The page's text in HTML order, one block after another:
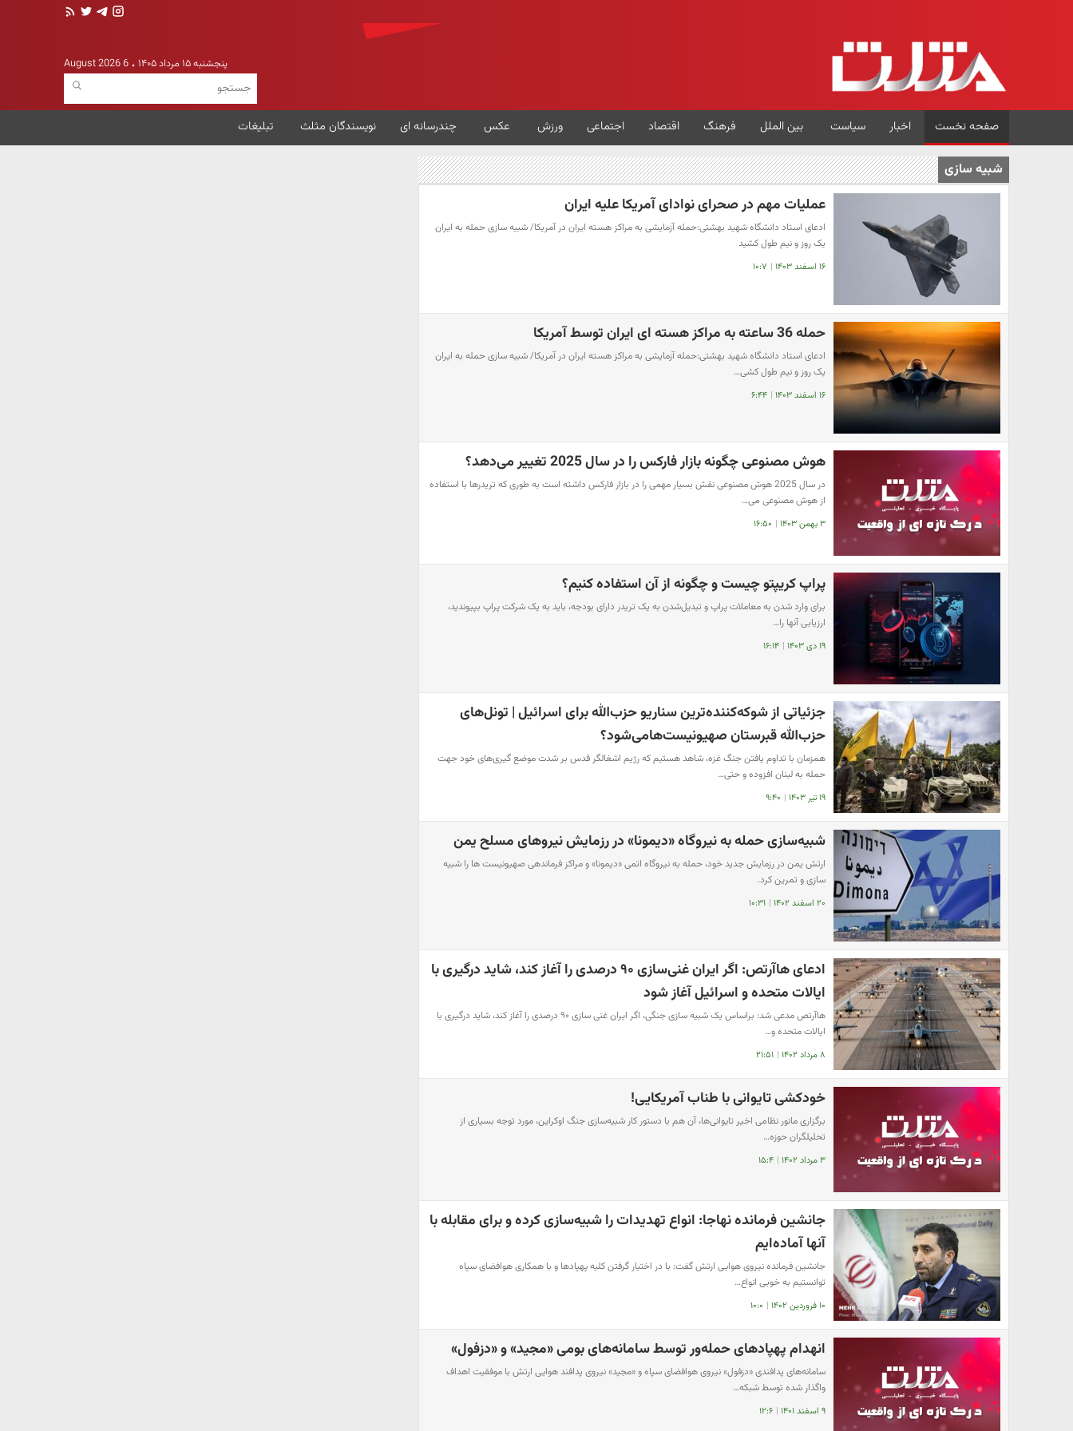
پنجشنبه ۱۵ مرداد ۱۴۰۵ 6 August 2026
صفحه نخست اخبار سیاست بین الملل فرهنگ اقتصاد اجتماعی ورزش عکس چندرسانه ای نویسندگان مثلث تبلیغات
شبیه سازی
عملیات مهم در صحرای نوادای آمریکا علیه ایران
ادعای استاد دانشگاه شهید بهشتی:حمله آزمایشی به مراکز هسته ایران در آمریکا/ شبیه سازی حمله به ایران
یک روز و نیم طول کشید
۱۶ اسفند ۱۴۰۳ | ۱۰:۷
حمله 36 ساعته به مراکز هسته ای ایران توسط آمریکا
ادعای استاد دانشگاه شهید بهشتی:حمله آزمایشی به مراکز هسته ایران در آمریکا/ شبیه سازی حمله به ایران
یک روز و نیم طول کشی…
۱۶ اسفند ۱۴۰۳ | ۶:۴۴
هوش مصنوعی چگونه بازار فارکس را در سال 2025 تغییر می‌دهد؟
در سال 2025 هوش مصنوعی نقش بسیار مهمی را در بازار فارکس داشته است به طوری که تریدرها با استفاده
از هوش مصنوعی می…
۳ بهمن ۱۴۰۳ | ۱۶:۵۰
پراپ کریپتو چیست و چگونه از آن استفاده کنیم؟
برای وارد شدن به معاملات پراپ و تبدیل‌شدن به یک تریدر دارای بودجه، باید به یک شرکت پراپ بپیوندید،
ارزیابی آنها را…
۱۹ دی ۱۴۰۳ | ۱۶:۱۴
جزئیاتی از شوکه‌کننده‌ترین سناریو حزب‌الله برای اسرائیل | تونل‌های
حزب‌الله قبرستان صهیونیست‌هامی‌شود؟
همزمان با تداوم یافتن جنگ غزه، شاهد هستیم که رژیم اشغالگر قدس بر شدت موضع گیری‌های خود جهت
حمله به لبنان افزوده و حتی…
۱۹ تیر ۱۴۰۳ | ۹:۴۰
شبیه‌سازی حمله به نیروگاه «دیمونا» در رزمایش نیروهای مسلح یمن
ارتش یمن در رزمایش جدید خود، حمله به نیروگاه اتمی «دیمونا» و مراکز فرماندهی صهیونیست ها را شبیه
سازی و تمرین کرد.
۲۰ اسفند ۱۴۰۲ | ۱۰:۳۱
ادعای هاآرتص: اگر ایران غنی‌سازی ۹۰ درصدی را آغاز کند، شاید درگیری با
ایالات متحده و اسرائیل آغاز شود
هاآرتص مدعی شد: براساس یک شبیه سازی جنگی، اگر ایران غنی سازی ۹۰ درصدی را آغاز کند، شاید درگیری با
ایالات متحده و…
۸ مرداد ۱۴۰۲ | ۲۱:۵۱
خودکشی تایوانی با طناب آمریکایی!
برگزاری مانور نظامی اخیر تایوانی‌ها، آن هم با دستور کار شبیه‌سازی جنگ اوکراین، مورد توجه بسیاری از
تحلیلگران حوزه…
۳ مرداد ۱۴۰۲ | ۱۵:۴
جانشین فرمانده نهاجا: انواع تهدیدات را شبیه‌سازی کرده و برای مقابله با
آنها آماده‌ایم
جانشین فرمانده نیروی هوایی ارتش گفت: با در اختیار گرفتن کلیه پهپادها و با همکاری هوافضای سپاه
توانستیم به خوبی انواع…
۱۰ فروردین ۱۴۰۲ | ۱۰:۰
انهدام پهپادهای حمله‌ور توسط سامانه‌های بومی «مجید» و «دزفول»
سامانه‌های پدافندی «دزفول» نیروی هوافضای سپاه و «مجید» نیروی پدافند هوایی ارتش با موفقیت اهداف
واگذار شده توسط شبکه…
۹ اسفند ۱۴۰۱ | ۱۲:۶